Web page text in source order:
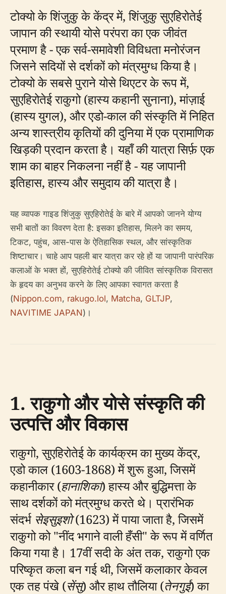
टोक्यो के शिंजुकु के केंद्र में, शिंजुकु सुएहिरोतेई
जापान की स्थायी योसे परंपरा का एक जीवंत
प्रमाण है - एक सर्व-समावेशी विविधता मनोरंजन
जिसने सदियों से दर्शकों को मंत्रमुग्ध किया है।
टोक्यो के सबसे पुराने योसे थिएटर के रूप में,
सुएहिरोतेई राकुगो (हास्य कहानी सुनाना), मांज़ाई
(हास्य युगल), और एडो-काल की संस्कृति में निहित
अन्य शास्त्रीय कृतियों की दुनिया में एक प्रामाणिक
खिड़की प्रदान करता है। यहाँ की यात्रा सिर्फ़ एक
शाम का बाहर निकलना नहीं है - यह जापानी
इतिहास, हास्य और समुदाय की यात्रा है।
यह व्यापक गाइड शिंजुकु सुएहिरोतेई के बारे में आपको जानने योग्य
सभी बातों का विवरण देता है: इसका इतिहास, मिलने का समय,
टिकट, पहुंच, आस-पास के ऐतिहासिक स्थल, और सांस्कृतिक
शिष्टाचार। चाहे आप पहली बार यात्रा कर रहे हों या जापानी पारंपरिक
कलाओं के भक्त हों, सुएहिरोतेई टोक्यो की जीवित सांस्कृतिक विरासत
के हृदय का अनुभव करने के लिए आपका स्वागत करता है
(Nippon.com, rakugo.lol, Matcha, GLTJP,
NAVITIME JAPAN)।
1. राकुगो और योसे संस्कृति की
उत्पत्ति और विकास
राकुगो, सुएहिरोतेई के कार्यक्रम का मुख्य केंद्र,
एडो काल (1603-1868) में शुरू हुआ, जिसमें
कहानीकार (हानाशिका) हास्य और बुद्धिमत्ता के
साथ दर्शकों को मंत्रमुग्ध करते थे। प्रारंभिक
संदर्भ सेइसुइशो(1623) में पाया जाता है, जिसमें
राकुगो को "नींद भगाने वाली हँसी" के रूप में वर्णित
किया गया है। 17वीं सदी के अंत तक, राकुगो एक
परिष्कृत कला बन गई थी, जिसमें कलाकार केवल
एक तह पंखे (सेंसु) और हाथ तौलिया (तेनगुई) का